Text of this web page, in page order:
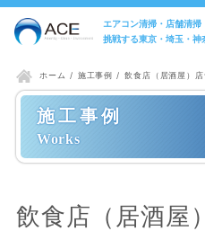
エアコン清掃・店舗清
挑戦する東京・埼玉・
ホーム 施工事例 飲食店（居酒屋）
施工事例
飲食店（居酒屋